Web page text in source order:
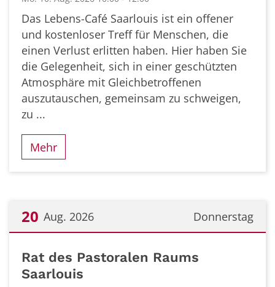
Das Lebens-Café Saarlouis ist ein offener
und kostenloser Treff für Menschen, die
einen Verlust erlitten haben. Hier haben Sie
die Gelegenheit, sich in einer geschützten
Atmosphäre mit Gleichbetroffenen
auszutauschen, gemeinsam zu schweigen,
zu ...
Mehr
Donnerstag
20 Aug. 2026
Rat des Pastoralen Raums
Saarlouis